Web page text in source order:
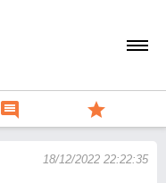
comment star
18/12/2022 22:22:35